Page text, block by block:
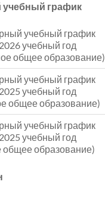
график
учебный график
учебный год
общее образование)
учебный график
учебный год
общее образование)
учебный график
учебный год
общее образование)